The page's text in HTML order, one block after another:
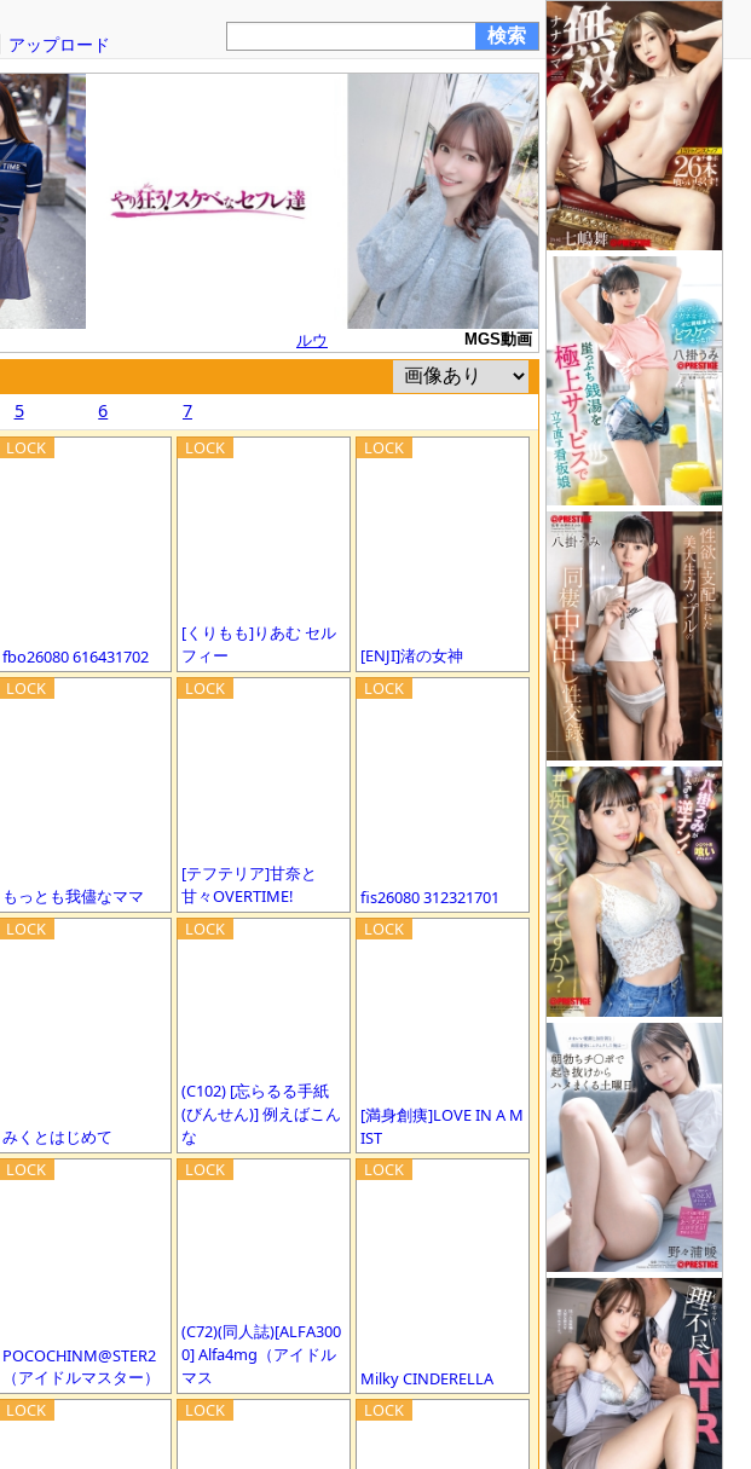
アップロード
MGS動画
ルウ
5 6 7
fbo26080 616431702
[くりもも]りあむ セル
フィー
[ENJI]渚の女神
もっとも我儘なママ
[テフテリア]甘奈と
甘々OVERTIME!
fis26080 312321701
みくとはじめて
(C102) [忘らるる手紙
(びんせん)] 例えばこん
な
[満身創痍]LOVE IN A M
IST
POCOCHINM@STER2
（アイドルマスター）
(C72)(同人誌)[ALFA300
0] Alfa4mg（アイドル
マス
Milky CINDERELLA